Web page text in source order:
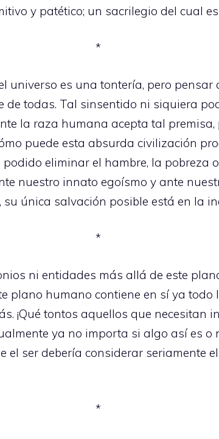
y patético; un sacrilegio del cual
*
universo es una tontería, pero pensar
todas. Tal sinsentido ni siquiera
la raza humana acepta tal
puede esta absurda civilización
eliminar el hambre, la pobreza
nuestro innato egoísmo y ante
única salvación posible está en la
*
ni entidades más allá de este
plano humano contiene en sí ya todo
¡Qué tontos aquellos que necesitan
ya no importa si algo así es o
el ser debería considerar seriamente
*